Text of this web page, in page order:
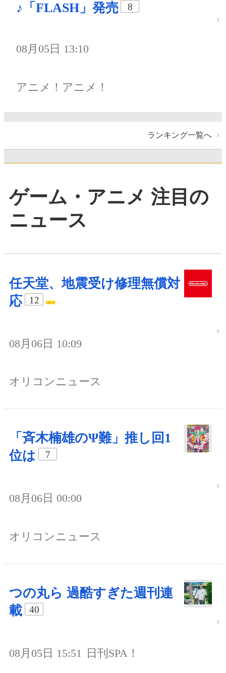
♪「FLASH」発売
8
08月05日 13:10
アニメ！アニメ！
ランキング一覧へ
ゲーム・アニメ 注目の
ニュース
任天堂、地震受け修理無償対
応
12
08月06日 10:09
オリコンニュース
「斉木楠雄のΨ難」推し回1
位は
7
08月06日 00:00
オリコンニュース
つの丸ら 過酷すぎた週刊連
載
40
08月05日 15:51 日刊SPA！